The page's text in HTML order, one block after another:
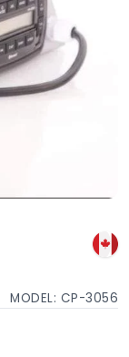
MODEL: CP-3056